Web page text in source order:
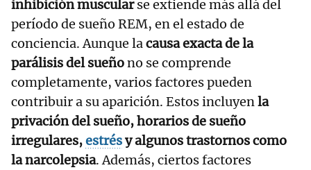
inhibición muscularse extiende más allá del
período de sueño REM, en el estado de
conciencia. Aunque lacausa exacta de la
parálisis del sueñono se comprende
completamente, varios factores pueden
contribuir a su aparición. Estos incluyenla
privación del sueño, horarios de sueño
irregulares,estrésy algunos trastornos como
la narcolepsia. Además, ciertos factores